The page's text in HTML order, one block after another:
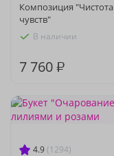
Композиция "Чистота
чувств"
В наличии
7 760 ₽
4.9 (1294)